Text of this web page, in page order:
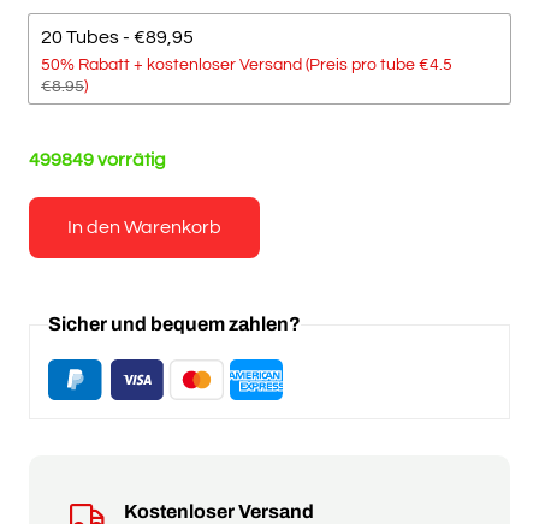
20 Tubes - €89,95
50% Rabatt + kostenloser Versand (Preis pro tube €4.5
€8.95)
499849 vorrätig
In den Warenkorb
Sicher und bequem zahlen?
Kostenloser Versand